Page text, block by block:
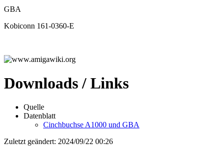
GBA
Kobiconn 161-0360-E
Downloads / Links
Quelle
Datenblatt
Cinchbuchse A1000 und GBA
Zuletzt geändert: 2024/09/22 00:26